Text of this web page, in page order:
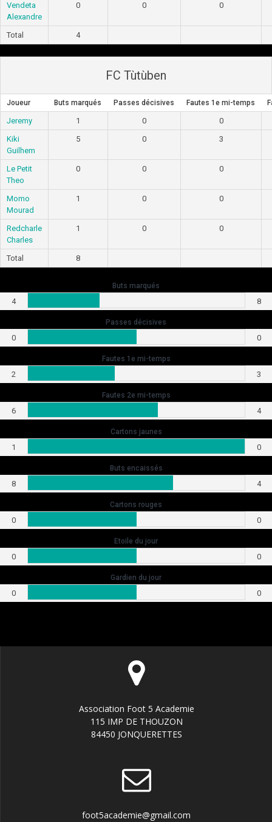
Vendeta
Alexandre
0 0 0
Total 4
FC Tùtùben
Joueur Buts marqués Passes décisives Fautes 1e mi-temps
Jeremy 1 0
0
Kiki
Guilhem
5 0 3
Le Petit
Theo
0 0 0
Momo
Mourad
1 0 0
Redcharle
Charles
1 0 0
Total 8
Buts marqués
4 8
Passes décisives
0 0
Fautes 1e mi-temps
2 3
Fautes 2e mi-temps
6 4
Cartons jaunes
1 0
Buts encaissés
8 4
Cartons rouges
0 0
Etoile du jour
0 0
Gardien du jour
0 0
Association Foot 5 Academie
115 IMP DE THOUZON
84450 JONQUERETTES
foot5academie@gmail.com